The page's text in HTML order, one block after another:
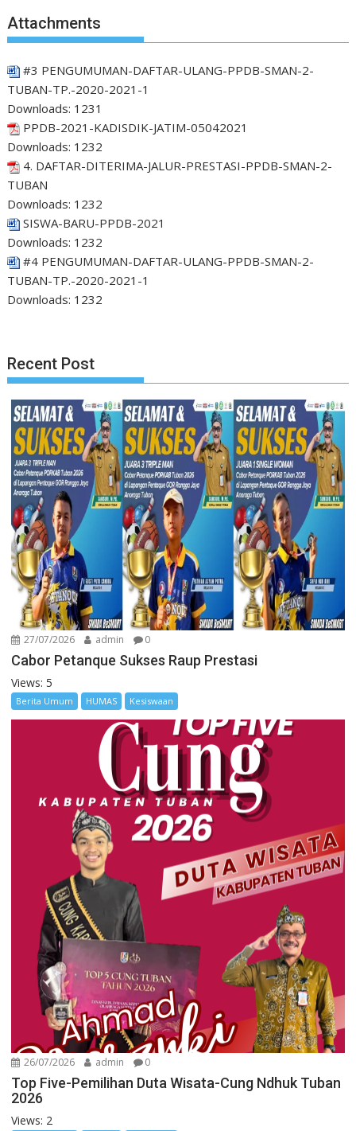
Attachments
#3 PENGUMUMAN-DAFTAR-ULANG-PPDB-SMAN-2-
TUBAN-TP.-2020-2021-1
Downloads: 1231
PPDB-2021-KADISDIK-JATIM-05042021
Downloads: 1232
4. DAFTAR-DITERIMA-JALUR-PRESTASI-PPDB-SMAN-2-
TUBAN
Downloads: 1232
SISWA-BARU-PPDB-2021
Downloads: 1232
#4 PENGUMUMAN-DAFTAR-ULANG-PPDB-SMAN-2-
TUBAN-TP.-2020-2021-1
Downloads: 1232
Recent Post
27/07/2026 admin 0
Cabor Petanque Sukses Raup Prestasi
Views: 5
Berita Umum HUMAS Kesiswaan
26/07/2026 admin 0
Top Five-Pemilihan Duta Wisata-Cung Ndhuk Tuban
2026
Views: 2